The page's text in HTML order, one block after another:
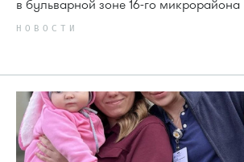
в бульварной зоне 16-го микрорайона
НОВОСТИ